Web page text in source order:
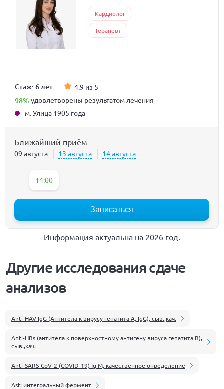
Кардиолог
Терапевт
Стаж: 6 лет 4.9 из 5
98% удовлетворены результатом лечения
м. Улица 1905 года
Ближайший приём
09 августа 13 августа 14 августа
14:00
Записаться
Информация актуальна на 2026 год.
Другие исследования сдаче
анализов
Anti-HAV IgG (Антитела к вирусу гепатита А, IgG), сыв.,кач.
Anti-HBs (антитела к поверхностному антигену вируса гепатита В),
сыв.,кач.
Anti-SARS-CoV-2 (COVID-19) Ig M, качественное определение
Ast: интегральный фермент